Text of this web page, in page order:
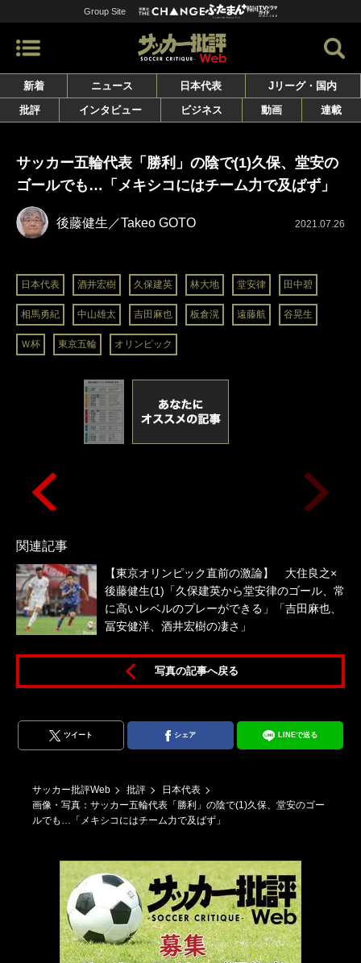
Group Site
新着 ニュース 日本代表
Jリーグ・国内
批評
インタビュー ビジネス 動画 連載
サッカー五輪代表「勝利」の陰で(1)久保、堂安の
ゴールでも…「メキシコにはチーム力で及ばず」
後藤健生／Takeo GOTO 2021.07.26
日本代表 酒井宏樹 久保建英 林大地 堂安律 田中碧
相馬勇紀 中山雄太 吉田麻也 板倉滉 遠藤航 谷晃生
Ｗ杯 東京五輪 オリンピック
関連記事
【東京オリンピック直前の激論】 大住良之×
後藤健生(1)「久保建英から堂安律のゴール、常
に高いレベルのプレーができる」「吉田麻也、
冨安健洋、酒井宏樹の凄さ」
写真の記事へ戻る
ツイート シェア LINEで送る
サッカー批評Web 批評
日本代表
画像・写真：サッカー五輪代表「勝利」の陰で(1)久保、堂安のゴー
ルでも…「メキシコにはチーム力で及ばず」